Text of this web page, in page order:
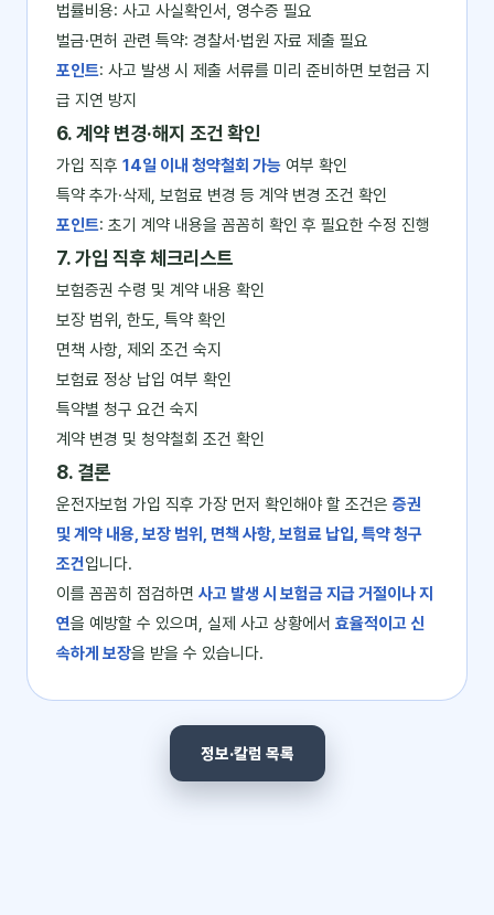
법률비용: 사고 사실확인서, 영수증 필요
벌금·면허 관련 특약: 경찰서·법원 자료 제출 필요
포인트: 사고 발생 시 제출 서류를 미리 준비하면 보험금 지
급 지연 방지
6. 계약 변경·해지 조건 확인
가입 직후 14일 이내 청약철회 가능 여부 확인
특약 추가·삭제, 보험료 변경 등 계약 변경 조건 확인
포인트: 초기 계약 내용을 꼼꼼히 확인 후 필요한 수정 진행
7. 가입 직후 체크리스트
보험증권 수령 및 계약 내용 확인
보장 범위, 한도, 특약 확인
면책 사항, 제외 조건 숙지
보험료 정상 납입 여부 확인
특약별 청구 요건 숙지
계약 변경 및 청약철회 조건 확인
8. 결론
운전자보험 가입 직후 가장 먼저 확인해야 할 조건은 증권
및 계약 내용, 보장 범위, 면책 사항, 보험료 납입, 특약 청구
조건입니다.
이를 꼼꼼히 점검하면 사고 발생 시 보험금 지급 거절이나 지
연을 예방할 수 있으며, 실제 사고 상황에서 효율적이고 신
속하게 보장을 받을 수 있습니다.
정보·칼럼 목록